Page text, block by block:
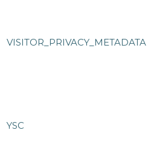
VISITOR_PRIVACY_METADATA
YSC